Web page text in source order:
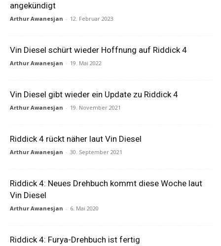
angekündigt
Arthur Awanesjan - 12. Februar 2023
Vin Diesel schürt wieder Hoffnung auf Riddick 4
Arthur Awanesjan - 19. Mai 2022
Vin Diesel gibt wieder ein Update zu Riddick 4
Arthur Awanesjan - 19. November 2021
Riddick 4 rückt näher laut Vin Diesel
Arthur Awanesjan - 30. September 2021
Riddick 4: Neues Drehbuch kommt diese Woche laut
Vin Diesel
Arthur Awanesjan - 6. Mai 2020
Riddick 4: Furya-Drehbuch ist fertig